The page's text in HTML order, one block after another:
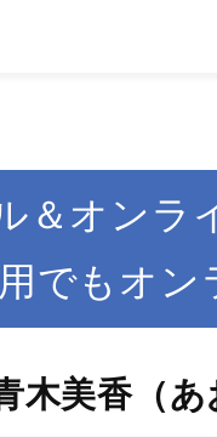
ル＆オン
でもオ
木美香（あ